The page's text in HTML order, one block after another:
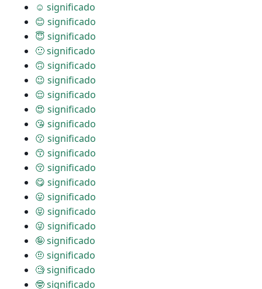
☺ significado
😊 significado
😇 significado
🙂 significado
🙃 significado
😉 significado
😌 significado
😍 significado
😘 significado
😗 significado
😙 significado
😚 significado
😋 significado
😛 significado
😝 significado
😜 significado
🤪 significado
🤨 significado
🧐 significado
🤓 significado